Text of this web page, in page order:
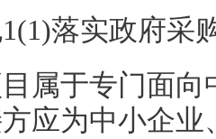
落实政府采
属于专门面
应为中小企